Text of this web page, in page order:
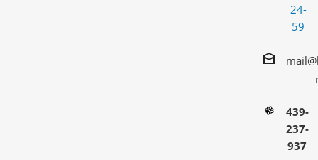
24-
59
439-
237-
937